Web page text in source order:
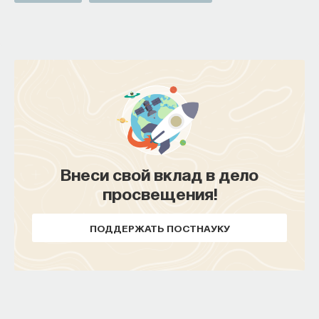
Внеси свой вклад в дело
просвещения!
ПОДДЕРЖАТЬ ПОСТНАУКУ
Специалисты сталкиваются с тремя ключевыми
Недостаток информации о глобальных
индустриях и карьерных возможностях
Непрозрачные механизмы в инновационных
компаниях усложняют процесс
трудоустройства​;